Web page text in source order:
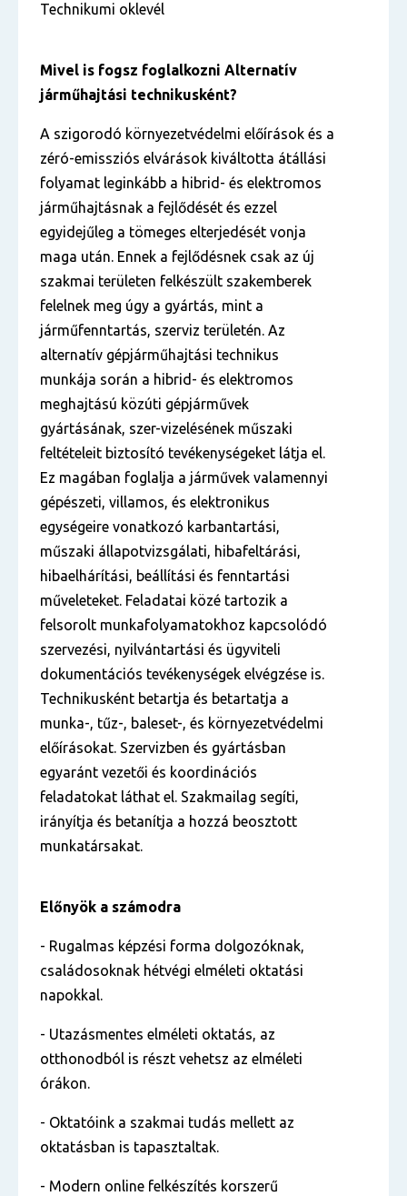
Technikumi oklevél
Mivel is fogsz foglalkozni Alternatív
járműhajtási technikusként?
A szigorodó környezetvédelmi előírások és a
zéró-emissziós elvárások kiváltotta átállási
folyamat leginkább a hibrid- és elektromos
járműhajtásnak a fejlődését és ezzel
egyidejűleg a tömeges elterjedését vonja
maga után. Ennek a fejlődésnek csak az új
szakmai területen felkészült szakemberek
felelnek meg úgy a gyártás, mint a
járműfenntartás, szerviz területén. Az
alternatív gépjárműhajtási technikus
munkája során a hibrid- és elektromos
meghajtású közúti gépjárművek
gyártásának, szer-vizelésének műszaki
feltételeit biztosító tevékenységeket látja el.
Ez magában foglalja a járművek valamennyi
gépészeti, villamos, és elektronikus
egységeire vonatkozó karbantartási,
műszaki állapotvizsgálati, hibafeltárási,
hibaelhárítási, beállítási és fenntartási
műveleteket. Feladatai közé tartozik a
felsorolt munkafolyamatokhoz kapcsolódó
szervezési, nyilvántartási és ügyviteli
dokumentációs tevékenységek elvégzése is.
Technikusként betartja és betartatja a
munka-, tűz-, baleset-, és környezetvédelmi
előírásokat. Szervizben és gyártásban
egyaránt vezetői és koordinációs
feladatokat láthat el. Szakmailag segíti,
irányítja és betanítja a hozzá beosztott
munkatársakat.
Előnyök a számodra
- Rugalmas képzési forma dolgozóknak,
családosoknak hétvégi elméleti oktatási
napokkal.
- Utazásmentes elméleti oktatás, az
otthonodból is részt vehetsz az elméleti
órákon.
- Oktatóink a szakmai tudás mellett az
oktatásban is tapasztaltak.
- Modern online felkészítés korszerű